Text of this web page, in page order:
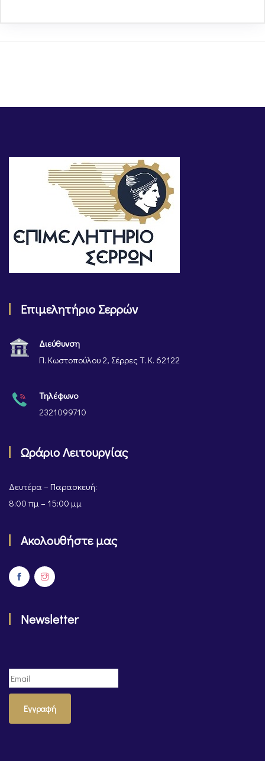
Επιμελητήριο Σερρών
Διεύθυνση
Π. Κωστοπούλου 2, Σέρρες Τ. Κ. 62122
Τηλέφωνο
2321099710
Ωράριο Λειτουργίας
Δευτέρα – Παρασκευή:
8:00 πμ – 15:00 μμ
Ακολουθήστε μας
Newsletter
Εγγραφή